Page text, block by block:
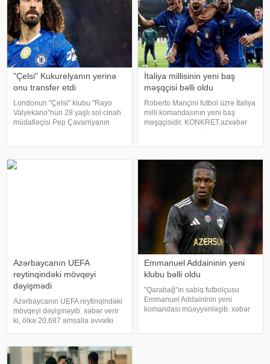
"Çelsi" Kukurelyanın yerinə
onu transfer etdi
Londonun "Çelsi" klubu "Rayo
Valyekano"nun 28 yaşlı sol cinah
müdafiəçisi Pep Çavarriyanın
İtaliya millisinin yeni baş
məşqçisi bəlli oldu
Roberto Mançini futbol üzrə İtaliya
milli komandasının yeni baş
məşqçisidir. KONKRET.azxəbər
açıqlamadanda deyib. Qeyd edək
Azərbaycanın UEFA
reytinqindəki mövqeyi
dəyişmədi
Azərbaycanın UEFA reytinqindəki
mövqeyi dəyişməyib. xəbər verir
ki, ölkə 20.687 əmsalla əvvəlki
UEFA reytinqində İngiltərə
(101.852) liderdir. Qey
Emmanuel Addaininin yeni
klubu bəlli oldu
"Qarabağ"ın sabiq futbolçusu
Emmanuel Addaininin yeni
komandası müəyyənləşib. xəbər